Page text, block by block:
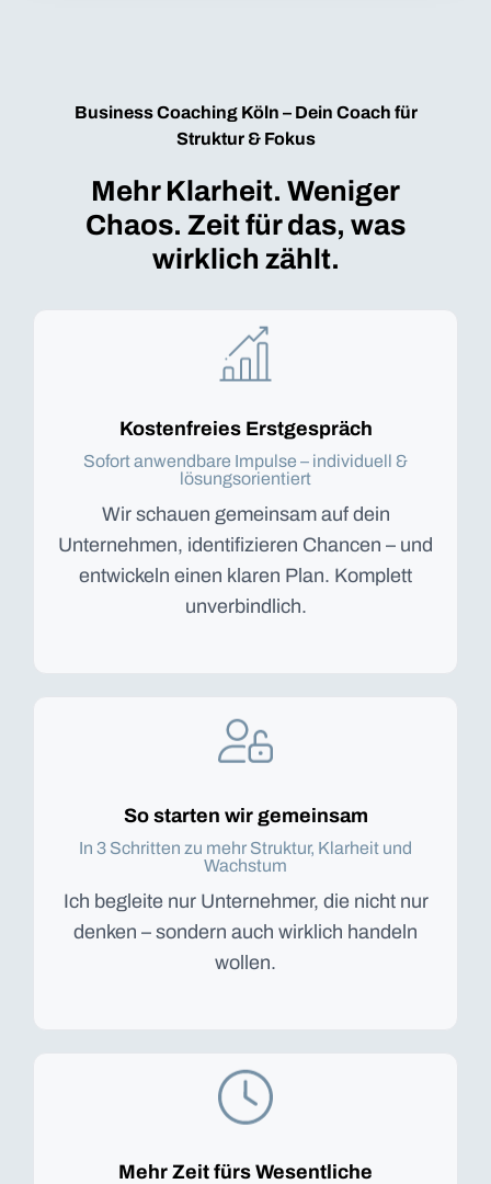
Business Coaching Köln – Dein Coach für
Struktur & Fokus
Mehr Klarheit. Weniger
Chaos. Zeit für das, was
wirklich zählt.
Kostenfreies Erstgespräch
Sofort anwendbare Impulse – individuell &
lösungsorientiert
Wir schauen gemeinsam auf dein
Unternehmen, identifizieren Chancen – und
entwickeln einen klaren Plan. Komplett
unverbindlich.
So starten wir gemeinsam
In 3 Schritten zu mehr Struktur, Klarheit und
Wachstum
Ich begleite nur Unternehmer, die nicht nur
denken – sondern auch wirklich handeln
wollen.
Mehr Zeit fürs Wesentliche